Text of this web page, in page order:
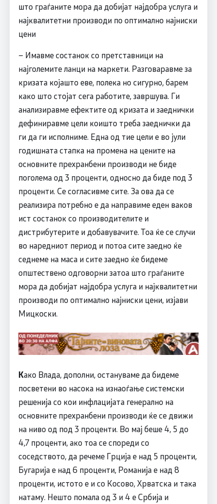
што граѓаните мора да добијат најдобра услуга и
најквалитетни производи по оптимално најниски
цени
– Имавме состанок со претставници на
најголемите ланци на маркети. Разговаравме за
кризата којашто еве, полека но сигурно, барем
како што стојат сега работите, завршува. Ги
анализиравме ефектите од кризата и заеднички
дефиниравме цели коишто треба заеднички да
ги да ги исполниме. Една од тие цели е во јули
годишната стапка на промена на цените на
основните прехранбени производи не биде
поголема од 3 проценти, односно да биде под 3
проценти. Се согласивме сите. За ова да се
реализира потребно е да направиме еден ваков
ист состанок со производителите и
дистрибутерите и добавувачите. Тоа ќе се случи
во наредниот период и потоа сите заедно ќе
седнеме на маса и сите заедно ќе бидеме
општествено одговорни затоа што граѓаните
мора да добијат најдобра услуга и најквалитетни
производи по оптимално најниски цени, изјави
Мицкоски.
Како Влада, дополни, остануваме да бидеме
посветени во насока на изнаоѓање системски
решенија со кои инфлацијата генерално на
основните прехранбени производи ќе се движи
на ниво од под 3 проценти. Во мај беше 4, 5 до
4,7 проценти, ако тоа се спореди со
соседството, да речеме Грција е над 5 проценти,
Бугарија е над 6 проценти, Романија е над 8
проценти, истото е и со Косово, Хрватска и така
натаму. Нешто помала од 3 и 4 е Србија и